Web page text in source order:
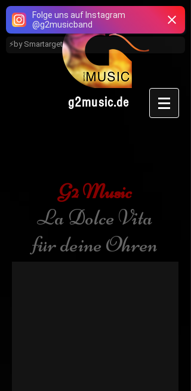
Folge uns auf Instagram
@g2musicband
⚡ by Smartarget
g2music.de
G2 Music
La Dolce Vita
für deine Ohren